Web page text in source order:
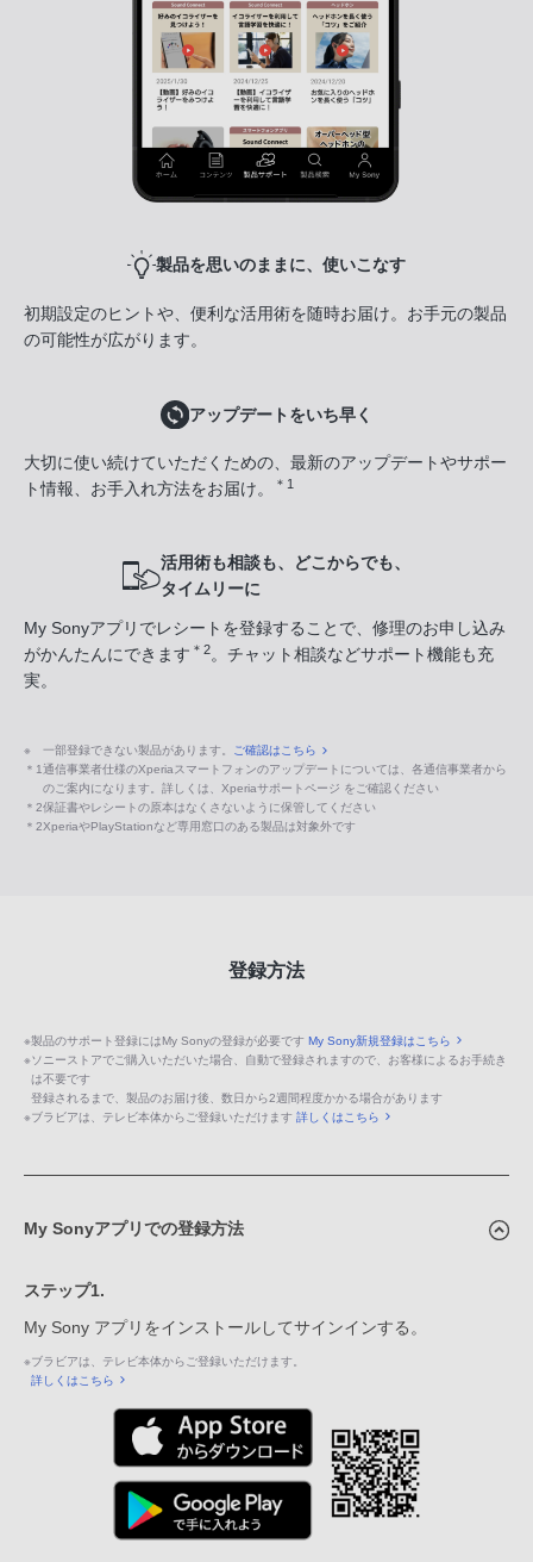
製品を思いのままに、使いこなす
初期設定のヒントや、便利な活用術を随時お届け。お手元の製品
の可能性が広がります。
アップデートをいち早く
大切に使い続けていただくための、最新のアップデートやサポー
ト情報、お手入れ方法をお届け。
＊1
活用術も相談も、どこからでも、
タイムリーに
My Sonyアプリでレシートを登録することで、修理のお申し込み
がかんたんにできます ＊2。チャット相談などサポート機能も充
実。
※ 一部登録できない製品があります。 ご確認はこちら
＊1通信事業者仕様のXperiaスマートフォンのアップデートについては、各通信事業者から
のご案内になります。詳しくは、Xperiaサポートページ をご確認ください
＊2保証書やレシートの原本はなくさないように保管してください
＊2XperiaやPlayStationなど専用窓口のある製品は対象外です
登録方法
※製品のサポート登録にはMy Sonyの登録が必要です My Sony新規登録はこちら
※ソニーストアでご購入いただいた場合、自動で登録されますので、お客様によるお手続き
は不要です
登録されるまで、製品のお届け後、数日から2週間程度かかる場合があります
※ブラビアは、テレビ本体からご登録いただけます 詳しくはこちら
My Sonyアプリでの登録方法
ステップ1.
My Sony アプリをインストールしてサインインする。
※ブラビアは、テレビ本体からご登録いただけます。
詳しくはこちら